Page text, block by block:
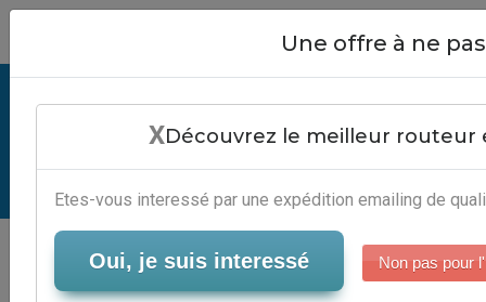
Comparatif Plateforme Emailing -
Outils Email Marketing Automatisé
Serveur-Emailing
Close
Une offre à ne
XDécouvrez le meilleur routeur
Etes-vous interessé par une expédition emailing de
Oui, je suis interessé Non pas pour